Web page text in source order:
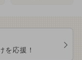
を応援！